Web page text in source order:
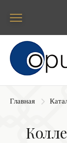
Блок
Главная